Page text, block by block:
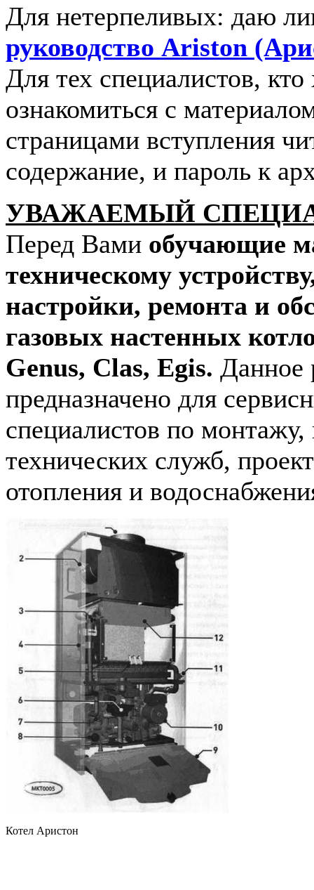
Для нетерпеливых: даю
руководство Ariston
Для тех специалистов,
ознакомиться с
страницами вступления
содержание, и пароль к
УВАЖАЕМЫЙ
Перед Вами обучающие
техническому
настройки, ремонта и
газовых настенных
Genus, Clas, Egis. Данное
предназначено для
специалистов по
технических служб,
отопления и
Котел Аристон